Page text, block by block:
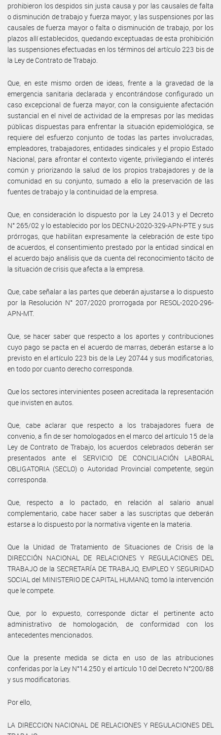
prohibieron los despidos sin justa causa y por las causales de falta
o disminución de trabajo y fuerza mayor, y las suspensiones por las
causales de fuerza mayor o falta o disminución de trabajo, por los
plazos allí establecidos, quedando exceptuadas de esta prohibición
las suspensiones efectuadas en los términos del artículo 223 bis de
la Ley de Contrato de Trabajo.
Que, en este mismo orden de ideas, frente a la gravedad de la
emergencia sanitaria declarada y encontrándose configurado un
caso excepcional de fuerza mayor, con la consiguiente afectación
sustancial en el nivel de actividad de la empresas por las medidas
públicas dispuestas para enfrentar la situación epidemiológica, se
requiere del esfuerzo conjunto de todas las partes involucradas,
empleadores, trabajadores, entidades sindicales y el propio Estado
Nacional, para afrontar el contexto vigente, privilegiando el interés
común y priorizando la salud de los propios trabajadores y de la
comunidad en su conjunto, sumado a ello la preservación de las
fuentes de trabajo y la continuidad de la empresa.
Que, en consideración lo dispuesto por la Ley 24.013 y el Decreto
N° 265/02 y lo establecido por los DECNU-2020-329-APN-PTE y sus
prórrogas, que habilitan expresamente la celebración de este tipo
de acuerdos, el consentimiento prestado por la entidad sindical en
el acuerdo bajo análisis que da cuenta del reconocimiento tácito de
la situación de crisis que afecta a la empresa.
Que, cabe señalar a las partes que deberán ajustarse a lo dispuesto
por la Resolución N° 207/2020 prorrogada por RESOL-2020-296-
APN-MT.
Que, se hacer saber que respecto a los aportes y contribuciones
cuyo pago se pacta en el acuerdo de marras, deberán estarse a lo
previsto en el artículo 223 bis de la Ley 20744 y sus modificatorias,
en todo por cuanto derecho corresponda.
Que los sectores intervinientes poseen acreditada la representación
que invisten en autos.
Que, cabe aclarar que respecto a los trabajadores fuera de
convenio, a fin de ser homologados en el marco del artículo 15 de la
Ley de Contrato de Trabajo, los acuerdos celebrados deberán ser
presentados ante el SERVICIO DE CONCILIACIÓN LABORAL
OBLIGATORIA (SECLO) o Autoridad Provincial competente, según
corresponda.
Que, respecto a lo pactado, en relación al salario anual
complementario, cabe hacer saber a las suscriptas que deberán
estarse a lo dispuesto por la normativa vigente en la materia.
Que la Unidad de Tratamiento de Situaciones de Crisis de la
DIRECCIÓN NACIONAL DE RELACIONES Y REGULACIONES DEL
TRABAJO de la SECRETARÍA DE TRABAJO, EMPLEO Y SEGURIDAD
SOCIAL del MINISTERIO DE CAPITAL HUMANO, tomó la intervención
que le compete.
Que, por lo expuesto, corresponde dictar el pertinente acto
administrativo de homologación, de conformidad con los
antecedentes mencionados.
Que la presente medida se dicta en uso de las atribuciones
conferidas por la Ley N°14.250 y el artículo 10 del Decreto N°200/88
y sus modificatorias.
Por ello,
LA DIRECCION NACIONAL DE RELACIONES Y REGULACIONES DEL